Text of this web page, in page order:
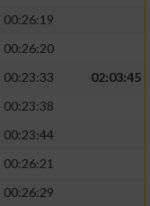
00:26:19
00:26:20
00:23:33
02:03:45
00:23:38
00:23:44
00:26:21
00:26:29